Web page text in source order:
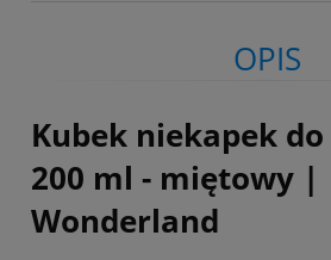
OPIS
Kubek niekapek
200 ml - miętowy |
Wonderland